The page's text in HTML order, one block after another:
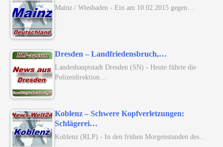
Mainz / Wiesbaden - Ein am 10.02.2015 gegen…
Dresden – Landfriedensbruch,…
Landeshauptstadt Dresden (SN) - Heute führte die
Polizeidirektion…
Koblenz – Schwere Kopfverletzungen:
Schlägerei…
Koblenz (RLP) - In den frühen Morgenstunden des…